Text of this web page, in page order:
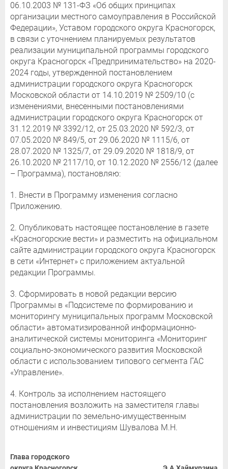
06.10.2003 № 131-ФЗ «Об общих принципах
организации местного самоуправления в Российской
Федерации», Уставом городского округа Красногорск,
в связи с уточнением планируемых результатов
реализации муниципальной программы городского
округа Красногорск «Предпринимательство» на 2020-
2024 годы, утвержденной постановлением
администрации городского округа Красногорск
Московской области от 14.10.2019 № 2509/10 (с
изменениями, внесенными постановлениями
администрации городского округа Красногорск от
31.12.2019 № 3392/12, от 25.03.2020 № 592/3, от
07.05.2020 № 849/5, от 29.06.2020 № 1115/6, от
28.07.2020 № 1325/7, от 29.09.2020 № 1818/9, от
26.10.2020 № 2117/10, от 10.12.2020 № 2556/12 (далее
– Программа), постановляю:
1. Внести в Программу изменения согласно
Приложению.
2. Опубликовать настоящее постановление в газете
«Красногорские вести» и разместить на официальном
сайте администрации городского округа Красногорск
в сети «Интернет» с приложением актуальной
редакции Программы.
3. Сформировать в новой редакции версию
Программы в «Подсистеме по формированию и
мониторингу муниципальных программ Московской
области» автоматизированной информационно-
аналитической системы мониторинга «Мониторинг
социально-экономического развития Московской
области с использованием типового сегмента ГАС
«Управление».
4. Контроль за исполнением настоящего
постановления возложить на заместителя главы
администрации по земельно-имущественным
отношениям и инвестициям Шувалова М.Н.
Глава городского